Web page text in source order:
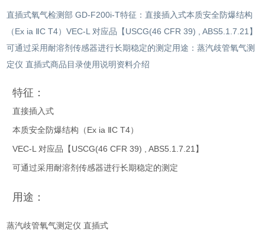
直插式氧气检测部 GD-F200i-T特征：直接插入式本质安全防爆结构
（Ex ia ⅡC T4）VEC-L 对应品【USCG(46 CFR 39) , ABS5.1.7.21】
可通过采用耐溶剂传感器进行长期稳定的测定用途：蒸汽歧管氧气测
定仪 直插式商品目录使用说明资料介绍
特征：
直接插入式
本质安全防爆结构（Ex ia ⅡC T4）
VEC-L 对应品【USCG(46 CFR 39) , ABS5.1.7.21】
可通过采用耐溶剂传感器进行长期稳定的测定
用途：
蒸汽歧管氧气测定仪 直插式